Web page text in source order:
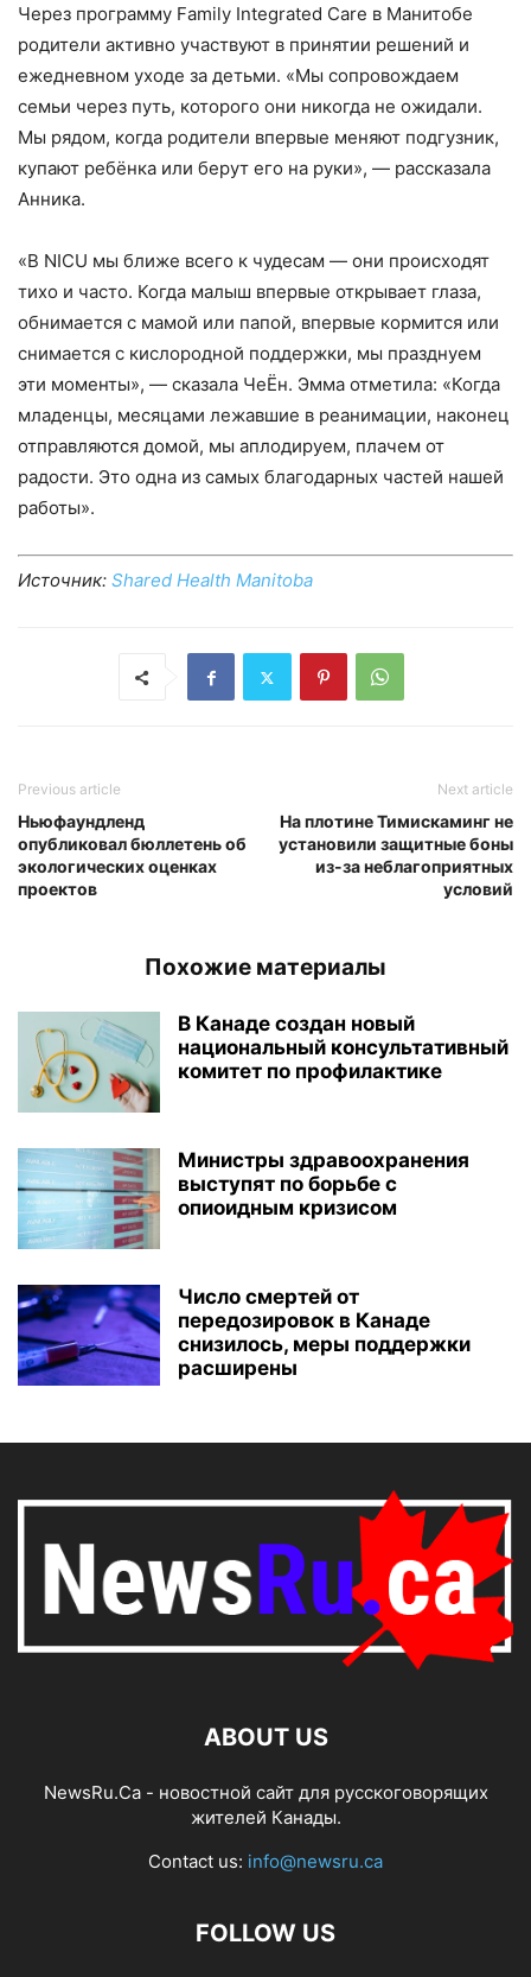
Через программу Family Integrated Care в Манитобе
родители активно участвуют в принятии решений и
ежедневном уходе за детьми. «Мы сопровождаем
семьи через путь, которого они никогда не ожидали.
Мы рядом, когда родители впервые меняют подгузник,
купают ребёнка или берут его на руки», — рассказала
Анника.
«В NICU мы ближе всего к чудесам — они происходят
тихо и часто. Когда малыш впервые открывает глаза,
обнимается с мамой или папой, впервые кормится или
снимается с кислородной поддержки, мы празднуем
эти моменты», — сказала ЧеЁн. Эмма отметила: «Когда
младенцы, месяцами лежавшие в реанимации, наконец
отправляются домой, мы аплодируем, плачем от
радости. Это одна из самых благодарных частей нашей
работы».
Источник: Shared Health Manitoba
Previous article
Ньюфаундленд
опубликовал бюллетень об
экологических оценках
проектов
Next article
На плотине Тимискаминг не
установили защитные боны
из-за неблагоприятных
условий
Похожие материалы
В Канаде создан новый
национальный консультативный
комитет по профилактике
Министры здравоохранения
выступят по борьбе с
опиоидным кризисом
Число смертей от
передозировок в Канаде
снизилось, меры поддержки
расширены
ABOUT US
NewsRu.Ca - новостной сайт для русскоговорящих
жителей Канады.
Contact us: info@newsru.ca
FOLLOW US